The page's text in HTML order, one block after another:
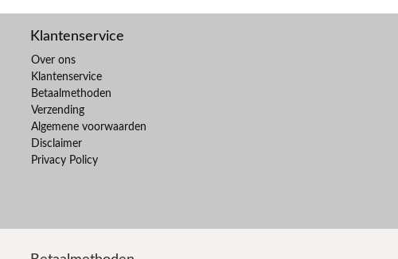
Klantenservice
Over ons
Klantenservice
Betaalmethoden
Verzending
Algemene voorwaarden
Disclaimer
Privacy Policy